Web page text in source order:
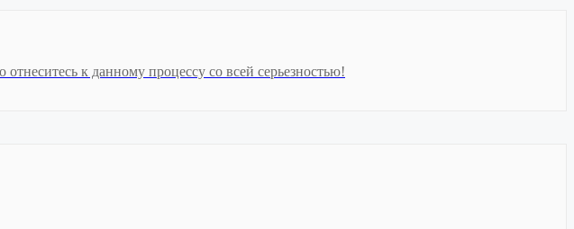
к данному процессу со всей серьезностью!